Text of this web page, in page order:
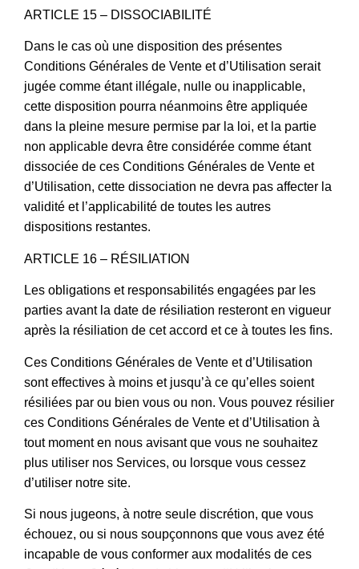
ARTICLE 15 – DISSOCIABILITÉ
Dans le cas où une disposition des présentes
Conditions Générales de Vente et d’Utilisation serait
jugée comme étant illégale, nulle ou inapplicable,
cette disposition pourra néanmoins être appliquée
dans la pleine mesure permise par la loi, et la partie
non applicable devra être considérée comme étant
dissociée de ces Conditions Générales de Vente et
d’Utilisation, cette dissociation ne devra pas affecter la
validité et l’applicabilité de toutes les autres
dispositions restantes.
ARTICLE 16 – RÉSILIATION
Les obligations et responsabilités engagées par les
parties avant la date de résiliation resteront en vigueur
après la résiliation de cet accord et ce à toutes les fins.
Ces Conditions Générales de Vente et d’Utilisation
sont effectives à moins et jusqu’à ce qu’elles soient
résiliées par ou bien vous ou non. Vous pouvez résilier
ces Conditions Générales de Vente et d’Utilisation à
tout moment en nous avisant que vous ne souhaitez
plus utiliser nos Services, ou lorsque vous cessez
d’utiliser notre site.
Si nous jugeons, à notre seule discrétion, que vous
échouez, ou si nous soupçonnons que vous avez été
incapable de vous conformer aux modalités de ces